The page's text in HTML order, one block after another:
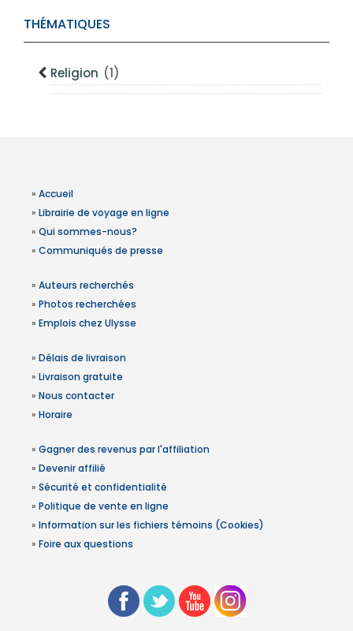
THÉMATIQUES
Religion (1)
» Accueil
» Librairie de voyage en ligne
» Qui sommes-nous?
» Communiqués de presse
» Auteurs recherchés
» Photos recherchées
» Emplois chez Ulysse
» Délais de livraison
» Livraison gratuite
» Nous contacter
» Horaire
» Gagner des revenus par l'affiliation
» Devenir affilié
» Sécurité et confidentialité
» Politique de vente en ligne
» Information sur les fichiers témoins (Cookies)
» Foire aux questions